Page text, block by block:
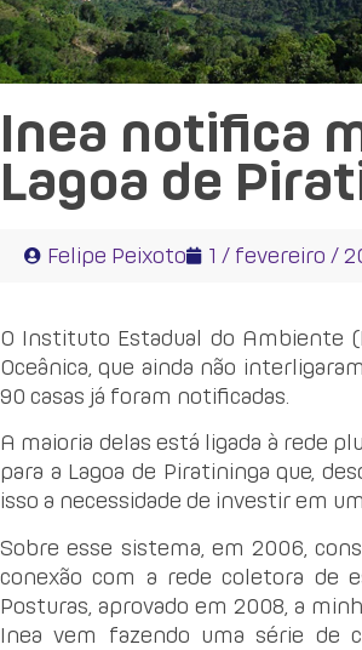
Inea notifica
Lagoa de
Felipe Peixoto 1 / fevereiro /
O Instituto Estadual do Ambiente
Oceânica, que ainda não
90 casas já foram notificadas.
A maioria delas está ligada à rede
para a Lagoa de Piratininga que,
isso a necessidade de investir em
Sobre esse sistema, em 2006,
conexão com a rede coletora de
Posturas, aprovado em 2008, a
Inea vem fazendo uma série de